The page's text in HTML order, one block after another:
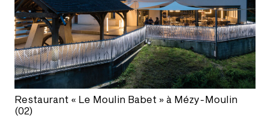
Restaurant « Le Moulin Babet » à Mézy-Moulin
(02)